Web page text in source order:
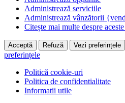
Administrează serviciile
Administrează vânzătorii
Citește mai multe despre
Acceptă Refuză Vezi preferințele
preferințele
Politică cookie-uri
Politica de confidentialitate
Informatii utile